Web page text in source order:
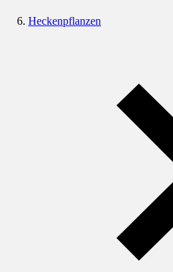
Heckenpflanzen